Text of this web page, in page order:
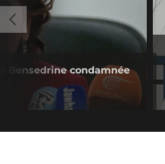
Bensedrine condamnée